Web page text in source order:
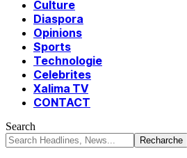
Culture
Diaspora
Opinions
Sports
Technologie
Celebrites
Xalima TV
CONTACT
Search